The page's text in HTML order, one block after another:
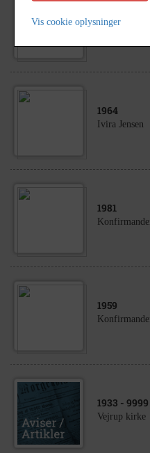
1964
Ivira Jensen
1981
1959
1933 - 9999
Vejrup kirke
Vis cookie oplysninger